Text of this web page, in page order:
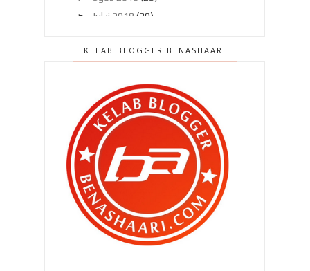
►
Julai 2018 (30)
▼ Mei 2018(38)
bonus !
Kenapa nak pertikaikan aku
menyumbang ke Tabung Ha...
Selepas Paris dan Toulouse , bakal
ke Itali pula a...
Ke Eropah bersama Juara Travel &
Tours dengan harg...
Lasaknya Aariz , mengalahkan
KELAB BLOGGER BENASHAARI